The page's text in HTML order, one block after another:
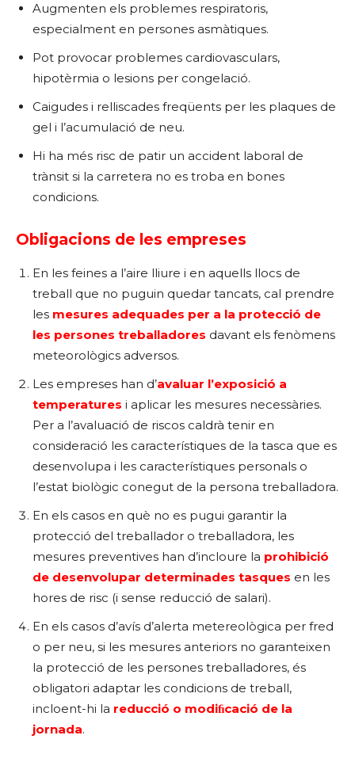
Augmenten els problemes respiratoris,
especialment en persones asmàtiques.
Pot provocar problemes cardiovasculars,
hipotèrmia o lesions per congelació.
Caigudes i relliscades freqüents per les plaques de
gel i l’acumulació de neu.
Hi ha més risc de patir un accident laboral de
trànsit si la carretera no es troba en bones
condicions.
Obligacions de les empreses
En les feines a l’aire lliure i en aquells llocs de
treball que no puguin quedar tancats, cal prendre
les mesures adequades per a la protecció de
les persones treballadores davant els fenòmens
meteorològics adversos.
Les empreses han d’avaluar l’exposició a
temperatures i aplicar les mesures necessàries.
Per a l’avaluació de riscos caldrà tenir en
consideració les característiques de la tasca que es
desenvolupa i les característiques personals o
l’estat biològic conegut de la persona treballadora.
En els casos en què no es pugui garantir la
protecció del treballador o treballadora, les
mesures preventives han d’incloure la prohibició
de desenvolupar determinades tasques en les
hores de risc (i sense reducció de salari).
En els casos d’avís d’alerta metereològica per fred
o per neu, si les mesures anteriors no garanteixen
la protecció de les persones treballadores, és
obligatori adaptar les condicions de treball,
incloent-hi la reducció o modiﬁcació de la
jornada.